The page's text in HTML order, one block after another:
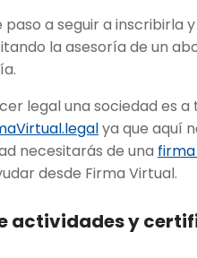
paso a seguir a inscribirla
la asesoría de un
legal una sociedad es
ya que aquí
necesitarás de una
desde Firma Virtual.
actividades y